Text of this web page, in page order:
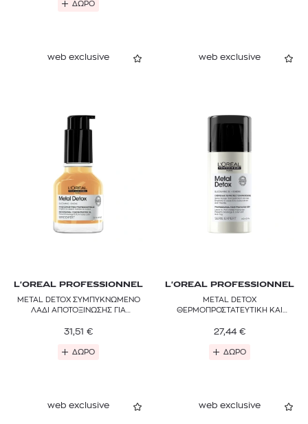
ΔΩΡΟ
web exclusive
L'OREAL PROFESSIONNEL
METAL DETOX ΣΥΜΠΥΚΝΩΜΕΝΟ
ΛΑΔΙ ΑΠΟΤΟΞΙΝΩΣΗΣ ΓΙΑ
31,51 €
ΔΩΡΟ
web exclusive
L'OREAL PROFESSIONNEL
METAL DETOX
ΘΕΡΜΟΠΡΟΣΤΑΤΕΥΤΙΚΗ ΚΑΙ
27,44 €
ΔΩΡΟ
web exclusive web exclusive